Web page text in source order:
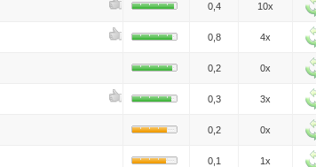
0,4 10x
0,8 4x
0,2 0x
0,3 3x
0,2 0x
0,1 1x